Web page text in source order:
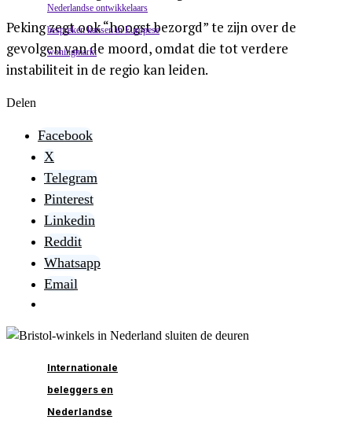
Internationale
beleggers en
Nederlandse
Peking zegt ook “hoogst bezorgd” te zijn over de
gevolgen van de moord, omdat die tot verdere
instabiliteit in de regio kan leiden.
Delen
Facebook
X
Telegram
Pinterest
Linkedin
Reddit
Whatsapp
Email